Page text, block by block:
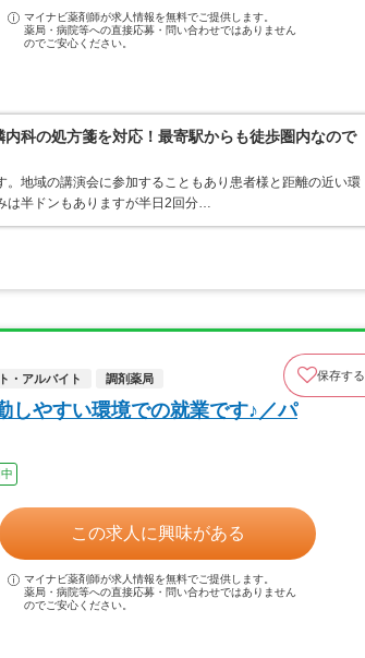
マイナビ薬剤師が求人情報を無料でご提供します。
薬局・病院等への直接応募・問い合わせではありません
のでご安心ください。
科の処方箋を対応！最寄駅からも徒歩圏内なので
地域の講演会に参加することもあり患者様と距離の近い環
は半ドンもありますが半日2回分…
・アルバイト 調剤薬局 保存する
しやすい環境での就業です♪／パ
この求人に興味がある
マイナビ薬剤師が求人情報を無料でご提供します。
薬局・病院等への直接応募・問い合わせではありません
のでご安心ください。